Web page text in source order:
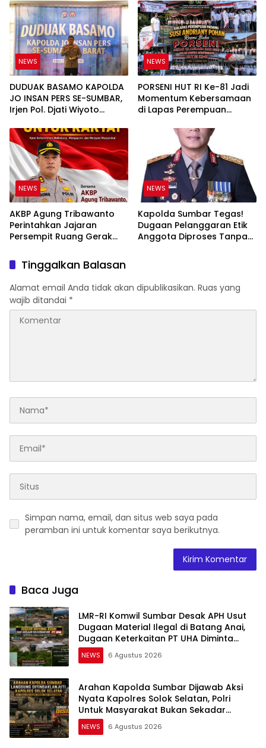
PT UHA Diminta Diselidiki
Tuntas
Bukan Sekadar Slogan
NEWS
DUDUAK BASAMO KAPOLDA
JO INSAN PERS SE-SUMBAR,
Irjen Pol. Djati Wiyoto
Ruang bagi Pelanggar
Hukum di Internal Polri
NEWS
PORSENI HUT RI Ke-81 Jadi
Momentum Kebersamaan
di Lapas Perempuan
NEWS
AKBP Agung Tribawanto
Perintahkan Jajaran
Persempit Ruang Gerak
Pasaman Barat
NEWS
Kapolda Sumbar Tegas!
Dugaan Pelanggaran Etik
Anggota Diproses Tanpa
Tinggalkan Balasan
Alamat email Anda tidak akan dipublikasikan. Ruas yang
wajib ditandai *
Simpan nama, email, dan situs web saya pada
peramban ini untuk komentar saya berikutnya.
Baca Juga
LMR-RI Komwil Sumbar Desak APH Usut
Dugaan Material Ilegal di Batang Anai,
Dugaan Keterkaitan PT UHA Diminta
Diselidiki Tuntas
NEWS 6 Agustus 2026
Arahan Kapolda Sumbar Dijawab Aksi
Nyata Kapolres Solok Selatan, Polri
Untuk Masyarakat Bukan Sekadar
Slogan
NEWS 6 Agustus 2026